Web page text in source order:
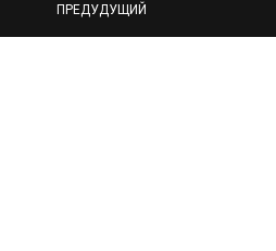
ПРЕДУДУЩИЙ